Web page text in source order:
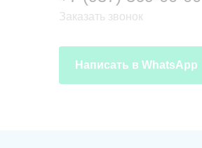
Заказать звонок
Написать в WhatsApp